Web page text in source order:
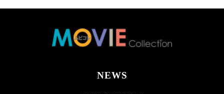
NEWS